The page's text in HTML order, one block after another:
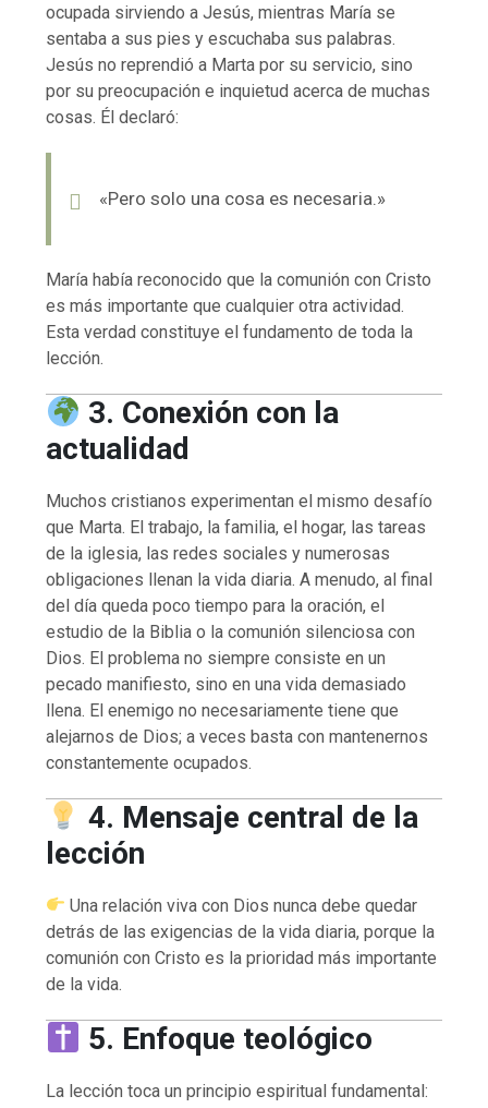
ocupada sirviendo a Jesús, mientras María se
sentaba a sus pies y escuchaba sus palabras.
Jesús no reprendió a Marta por su servicio, sino
por su preocupación e inquietud acerca de muchas
cosas. Él declaró:
«Pero solo una cosa es necesaria.»
María había reconocido que la comunión con Cristo
es más importante que cualquier otra actividad.
Esta verdad constituye el fundamento de toda la
lección.
3. Conexión con la
actualidad
Muchos cristianos experimentan el mismo desafío
que Marta. El trabajo, la familia, el hogar, las tareas
de la iglesia, las redes sociales y numerosas
obligaciones llenan la vida diaria. A menudo, al final
del día queda poco tiempo para la oración, el
estudio de la Biblia o la comunión silenciosa con
Dios. El problema no siempre consiste en un
pecado manifiesto, sino en una vida demasiado
llena. El enemigo no necesariamente tiene que
alejarnos de Dios; a veces basta con mantenernos
constantemente ocupados.
4. Mensaje central de la
lección
Una relación viva con Dios nunca debe quedar
detrás de las exigencias de la vida diaria, porque la
comunión con Cristo es la prioridad más importante
de la vida.
5. Enfoque teológico
La lección toca un principio espiritual fundamental: